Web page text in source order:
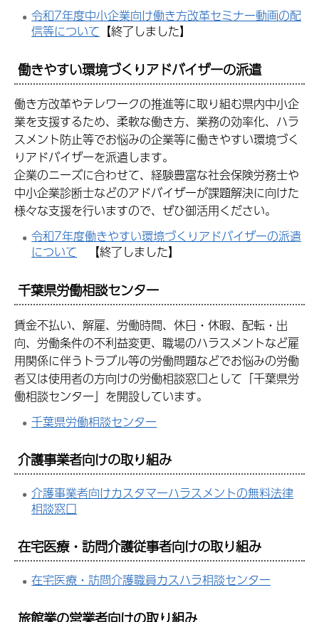
令和7年度中小企業向け働き方改革セミナー動画の配
信等について 【終了しました】
働きやすい環境づくりアドバイザーの派遣
働き方改革やテレワークの推進等に取り組む県内中小企
業を支援するため、柔軟な働き方、業務の効率化、ハラ
スメント防止等でお悩みの企業等に働きやすい環境づく
りアドバイザーを派遣します。
企業のニーズに合わせて、経験豊富な社会保険労務士や
中小企業診断士などのアドバイザーが課題解決に向けた
様々な支援を行いますので、ぜひ御活用ください。
令和7年度働きやすい環境づくりアドバイザーの派遣
について 【終了しました】
千葉県労働相談センター
賃金不払い、解雇、労働時間、休日・休暇、配転・出
向、労働条件の不利益変更、職場のハラスメントなど雇
用関係に伴うトラブル等の労働問題などでお悩みの労働
者又は使用者の方向けの労働相談窓口として「千葉県労
働相談センター」を開設しています。
千葉県労働相談センター
介護事業者向けの取り組み
介護事業者向けカスタマーハラスメントの無料法律
相談窓口
在宅医療・訪問介護従事者向けの取り組み
在宅医療・訪問介護職員カスハラ相談センター